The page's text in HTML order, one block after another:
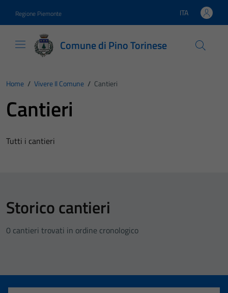
Regione Piemonte Lingua attiva:
ITA
Comune di Pino Torinese
Home / Vivere Il Comune / Cantieri
Cantieri
Tutti i cantieri
Storico cantieri
0 cantieri trovati in ordine cronologico